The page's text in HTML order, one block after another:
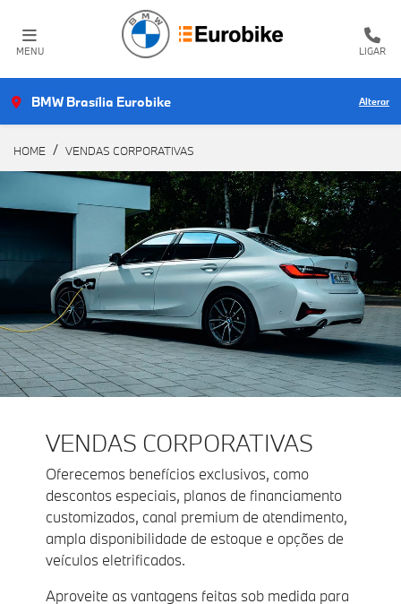
MENU LIGAR
BMW Brasília Eurobike Alterar
HOME VENDAS CORPORATIVAS
VENDAS CORPORATIVAS
Oferecemos benefícios exclusivos, como
descontos especiais, planos de financiamento
customizados, canal premium de atendimento,
ampla disponibilidade de estoque e opções de
veículos eletrificados.
Aproveite as vantagens feitas sob medida para